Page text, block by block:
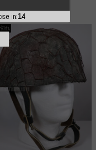
（税込）
れ
in:13